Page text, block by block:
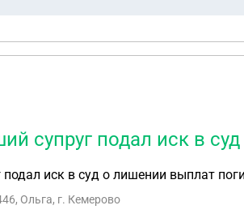
супруг подал иск в
иск в суд о лишении выплат
Ольга, г. Кемерово